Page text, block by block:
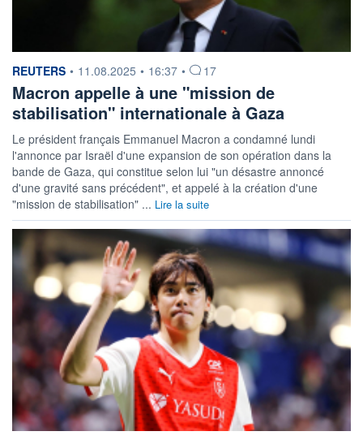
information fournie par
REUTERS • 11.08.2025 • 16:37 • 17
Macron appelle à une "mission de
stabilisation" internationale à Gaza
Le président français Emmanuel Macron a condamné lundi
l'annonce par Israël d'une expansion de son opération dans la
bande de Gaza, qui constitue selon lui "un désastre annoncé
d'une gravité sans précédent", et appelé à la création d'une
"mission de stabilisation" ... Lire la suite